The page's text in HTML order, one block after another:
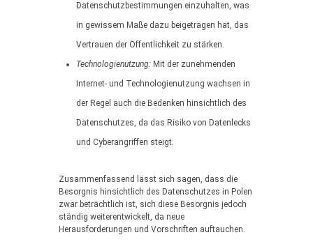
Datenschutzbestimmungen einzuhalten, was
in gewissem Maße dazu beigetragen hat, das
Vertrauen der Öffentlichkeit zu stärken.
Technologienutzung: Mit der zunehmenden
Internet- und Technologienutzung wachsen in
der Regel auch die Bedenken hinsichtlich des
Datenschutzes, da das Risiko von Datenlecks
und Cyberangriffen steigt.
Zusammenfassend lässt sich sagen, dass die
Besorgnis hinsichtlich des Datenschutzes in Polen
zwar beträchtlich ist, sich diese Besorgnis jedoch
ständig weiterentwickelt, da neue
Herausforderungen und Vorschriften auftauchen.